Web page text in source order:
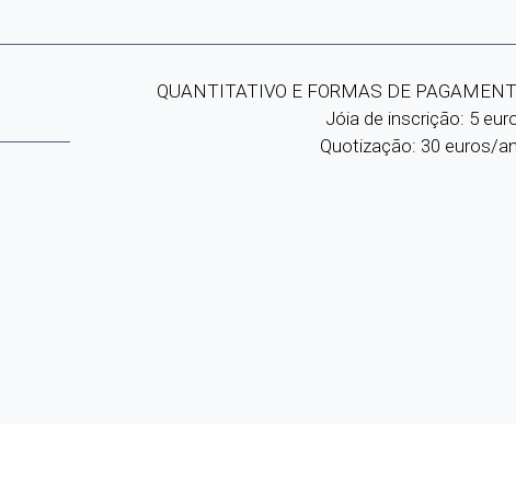
QUANTITATIVO E FORMAS DE
Jóia de inscrição: 5
Quotização: 30 euros/